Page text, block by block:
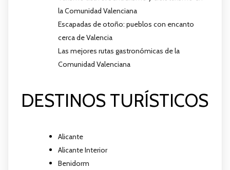
la Comunidad Valenciana
Escapadas de otoño: pueblos con encanto
cerca de Valencia
Las mejores rutas gastronómicas de la
Comunidad Valenciana
DESTINOS TURÍSTICOS
Alicante
Alicante Interior
Benidorm